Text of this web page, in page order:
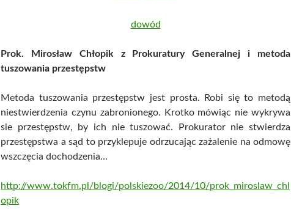
dowód
Prok. Mirosław Chłopik z Prokuratury Generalnej i metoda
tuszowania przestępstw
Metoda tuszowania przestępstw jest prosta. Robi się to metodą
niestwierdzenia czynu zabronionego. Krotko mówiąc nie wykrywa
sie przestępstw, by ich nie tuszować. Prokurator nie stwierdza
przestępstwa a sąd to przyklepuje odrzucając zażalenie na odmowę
wszczęcia dochodzenia…
http://www.tokfm.pl/blogi/polskiezoo/2014/10/prok_miroslaw_chl
opik